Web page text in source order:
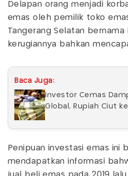
Delapan orang menjadi
emas oleh pemilik toko
Tangerang Selatan bernama
kerugiannya bahkan
Baca Juga:
Investor Cemas
Global, Rupiah Ciut ke
Penipuan investasi emas ini
mendapatkan informasi